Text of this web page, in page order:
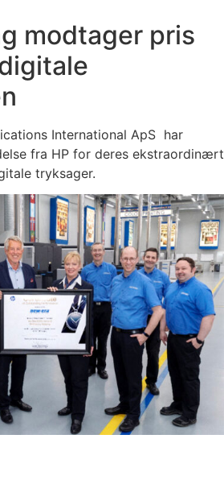
modtager pris
International ApS har
fra HP for deres ekstraordinært
tryksager.